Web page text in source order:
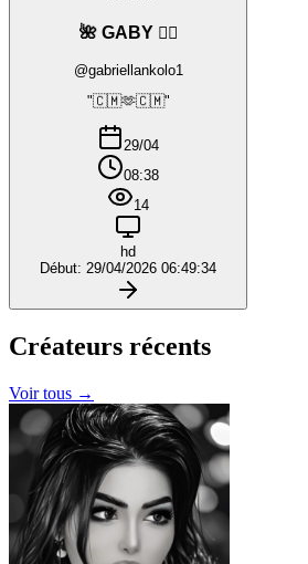
🌺 GABY ❤️‍🔥
@gabriellankolo1
"🇨🇲🫶🇨🇲"
29/04
08:38
14
hd
Début: 29/04/2026 06:49:34
Créateurs récents
Voir tous →